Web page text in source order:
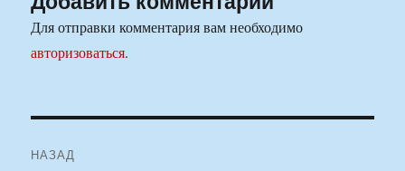
Для отправки комментария вам необходимо
авторизоваться.
НАЗАД